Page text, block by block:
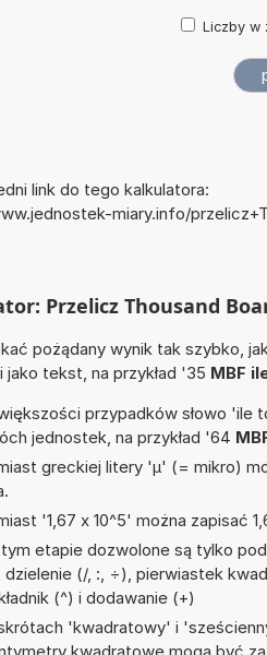
Liczby w
link do tego kalkulatora:
miary.info/
Przelicz Thousand
pożądany wynik tak szybko,
jako tekst, na przykład '35 MBF
przypadków słowo 'ile
jednostek, na przykład '64
greckiej litery 'µ' (= mikro)
'1,67 x 10^5' można zapisać
tym etapie dozwolone są tylko
dzielenie (/, :, ÷), pierwiastek
(^) i dodawanie (+)
'kwadratowy' i